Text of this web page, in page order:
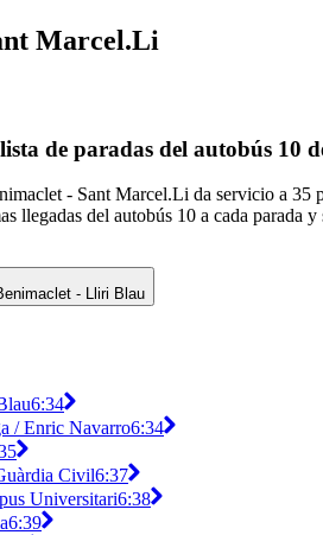
Marcel.Li
de paradas del autobús 10
- Sant Marcel.Li da servicio a 35
llegadas del autobús 10 a cada parada
- Lliri Blau
6:34
/ Enric Navarro6:34
Civil6:37
Universitari6:38
6:39